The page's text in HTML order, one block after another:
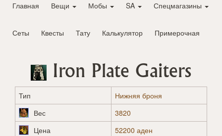
Главная Вещи Мобы SA Спецмагазины
Сеты Квесты Тату Калькулятор Примерочная
Iron Plate Gaiters
Тип
Нижняя броня
Вес
3820
Цена
52200 аден